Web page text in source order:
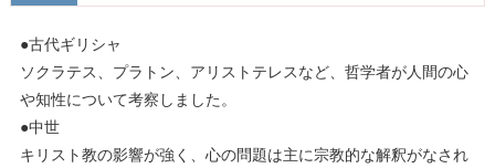
●古代ギリシャ
ソクラテス、プラトン、アリストテレスなど、哲学者が人間の心
や知性について考察しました。
●中世
キリスト教の影響が強く、心の問題は主に宗教的な解釈がなされ